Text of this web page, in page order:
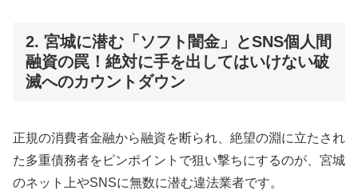
2. 宮城に潜む「ソフト闇金」とSNS個人間
融資の罠！絶対に手を出してはいけない破
滅へのカウントダウン
正規の消費者金融から融資を断られ、絶望の淵に立たされ
た多重債務者をピンポイントで狙い撃ちにするのが、宮城
のネット上やSNSに無数に潜む違法業者です。